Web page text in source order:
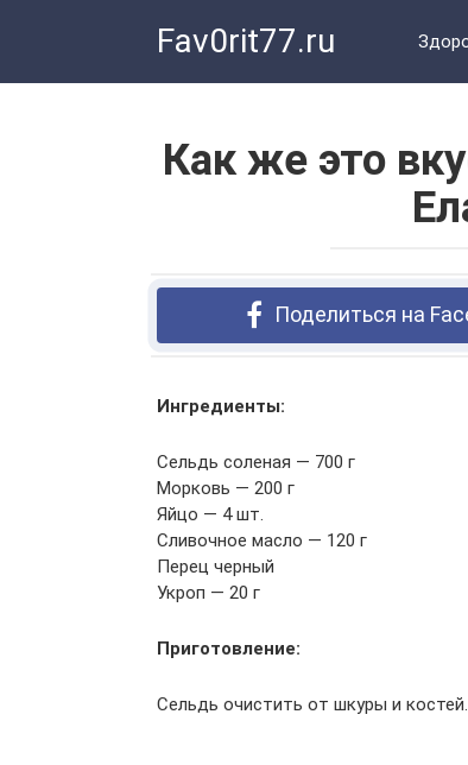
Fav0rit77.ru
Как же это
Поделиться на
Ингредиенты:
Сельдь соленая — 700 г
Морковь — 200 г
Яйцо — 4 шт.
Сливочное масло — 120 г
Перец черный
Укроп — 20 г
Приготовление:
Сельдь очистить от шкуры и костей.